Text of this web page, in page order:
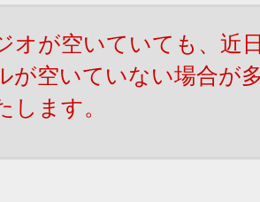
オが空いていても、近
が空いていない場合が
します。